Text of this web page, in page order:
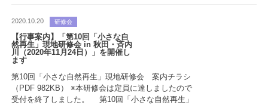
2020.10.20 研修会
【行事案内】「第10回「小さな自
然再生」現地研修会 in 秋田・斉内
川（2020年11月24日）」を開催し
ます
第10回「小さな自然再生」現地研修会 案内チラシ
（PDF 982KB） ※本研修会は定員に達しましたので
受付を終了しました。 第10回「小さな自然再生」